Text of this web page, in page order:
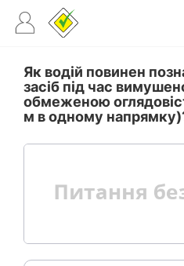
Як водій повинен
засіб під час
обмеженою
м в одному